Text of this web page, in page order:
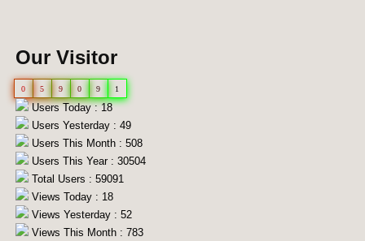
Our Visitor
0 5 9 0 9 1
Users Today : 18
Users Yesterday : 49
Users This Month : 508
Users This Year : 30504
Total Users : 59091
Views Today : 18
Views Yesterday : 52
Views This Month : 783